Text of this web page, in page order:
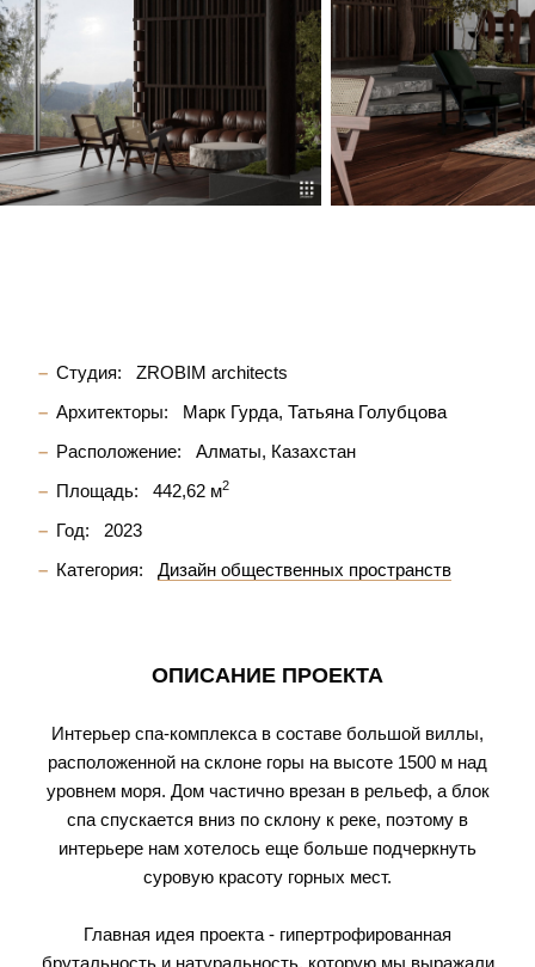
Студия:
ZROBIM architects
Архитекторы:
Марк Гурда Татьяна Голубцова
Расположение:
Алматы, Казахстан
Площадь:
442,62 м2
Год:
2023
Категория:
Дизайн общественных пространств
ОПИСАНИЕ ПРОЕКТА
Интерьер спа-комплекса в составе большой виллы,
расположенной на склоне горы на высоте 1500 м над
уровнем моря. Дом частично врезан в рельеф, а блок
спа спускается вниз по склону к реке, поэтому в
интерьере нам хотелось еще больше подчеркнуть
суровую красоту горных мест.
Главная идея проекта - гипертрофированная
брутальность и натуральность, которую мы выражали